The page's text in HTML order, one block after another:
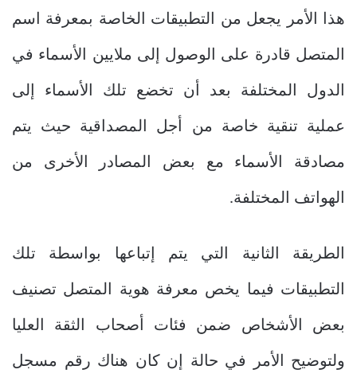
هذا الأمر يجعل من التطبيقات الخاصة بمعرفة اسم
المتصل قادرة على الوصول إلى ملايين الأسماء في
الدول المختلفة بعد أن تخضع تلك الأسماء إلى
عملية تنقية خاصة من أجل المصداقية حيث يتم
مصادقة الأسماء مع بعض المصادر الأخرى من
الهواتف المختلفة.
الطريقة الثانية التي يتم إتباعها بواسطة تلك
التطبيقات فيما يخص معرفة هوية المتصل تصنيف
بعض الأشخاص ضمن فئات أصحاب الثقة العليا
ولتوضيح الأمر في حالة إن كان هناك رقم مسجل